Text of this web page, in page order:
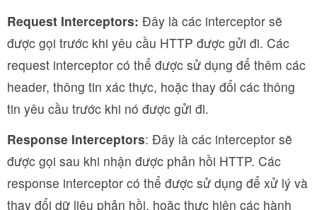
Request Interceptors: Đây là các interceptor sẽ
được gọi trước khi yêu cầu HTTP được gửi đi. Các
request interceptor có thể được sử dụng để thêm các
header, thông tin xác thực, hoặc thay đổi các thông
tin yêu cầu trước khi nó được gửi đi.
Response Interceptors: Đây là các interceptor sẽ
được gọi sau khi nhận được phản hồi HTTP. Các
response interceptor có thể được sử dụng để xử lý và
thay đổi dữ liệu phản hồi, hoặc thực hiện các hành